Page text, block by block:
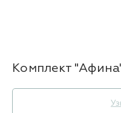
Комплект